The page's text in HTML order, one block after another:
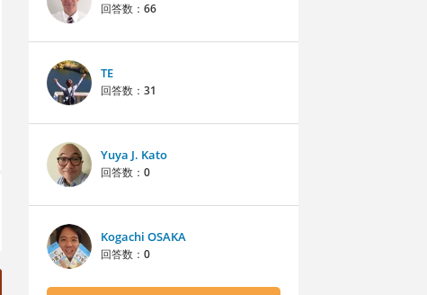
回答数： 66
TE
回答数： 31
Yuya J. Kato
回答数： 0
Kogachi OSAKA
回答数： 0